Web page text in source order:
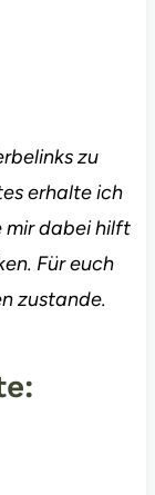
zu
erhalte ich
mir dabei hilft
Für euch
zustande.